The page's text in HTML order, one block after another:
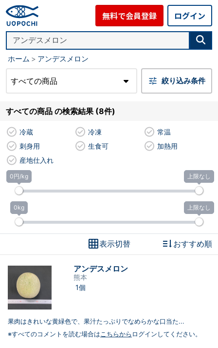
無料で会員登録 ログイン
ホーム アンデスメロン
すべての商品 絞り込み条件
すべての商品 の検索結果 (8件)
冷蔵 冷凍
常温
刺身用
生食可
加熱用
産地仕入れ
0円/kg 上限なし
0kg 上限なし
表示切替 おすすめ順
アンデスメロン
熊本
1個
果肉はきれいな黄緑色で、果汁たっぷりでなめらかな口当た...
※すべてのコメントを読む場合はこちらから ログインしてください。